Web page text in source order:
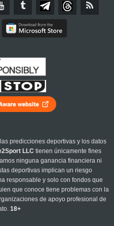
predicciones deportivas y los datos
LLC tienen únicamente fines
ninguna ganancia financiera ni
deportivas implican un riesgo
responsable y solo con fondos que
que conoce tiene problemas con la
de apoyo profesional de
18+